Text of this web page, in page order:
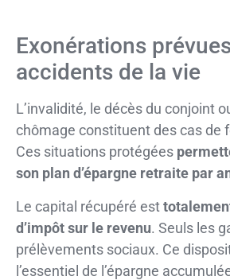
Exonérations
accidents de la vie
L’invalidité, le décès du conjoint
chômage constituent des cas de
Ces situations protégées
son plan d’épargne retraite par
Le capital récupéré est
d’impôt sur le revenu. Seuls les
prélèvements sociaux. Ce
l’essentiel de l’épargne